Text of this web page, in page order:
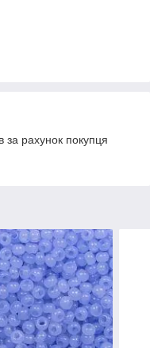
за рахунок покупця